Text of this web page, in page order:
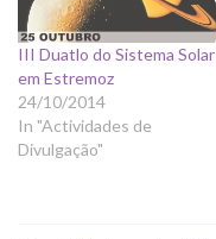
III Duatlo do Sistema Solar
em Estremoz
24/10/2014
In "Actividades de
Divulgação"